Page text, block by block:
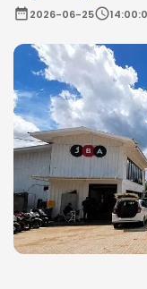
date_range2026-06-25schedule